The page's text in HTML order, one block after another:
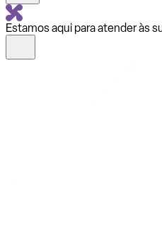
Estamos aqui para atender às